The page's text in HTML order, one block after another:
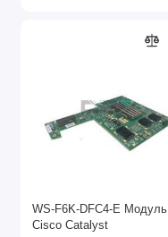
WS-F6K-DFC4-E Модуль
Cisco Catalyst